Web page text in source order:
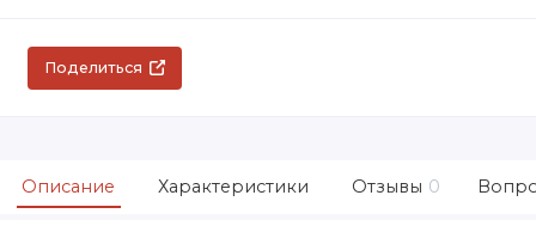
Поделиться
Описание Характеристики Отзывы 0